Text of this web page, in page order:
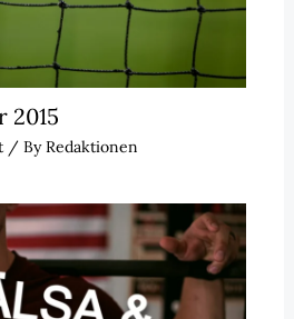
2015
/ ByRedaktionen